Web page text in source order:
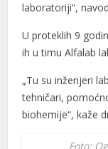
laboratoriji“,
U proteklih 9
ih u timu Alfalab
„Tu su inženjeri
tehničari,
biohemije“, kaže
Foto: